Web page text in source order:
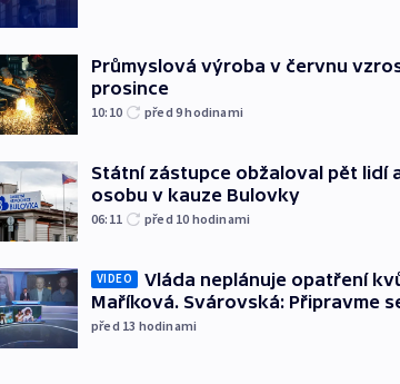
Průmyslová výroba v červnu
prosince
10:10 před 9hodinami
Státní zástupce obžaloval pět lidí
osobu v kauze Bulovky
06:11 před 10 hodinami
VIDEO
Vláda neplánuje opatření
Maříková. Svárovská: Připravme
před 13 hodinami